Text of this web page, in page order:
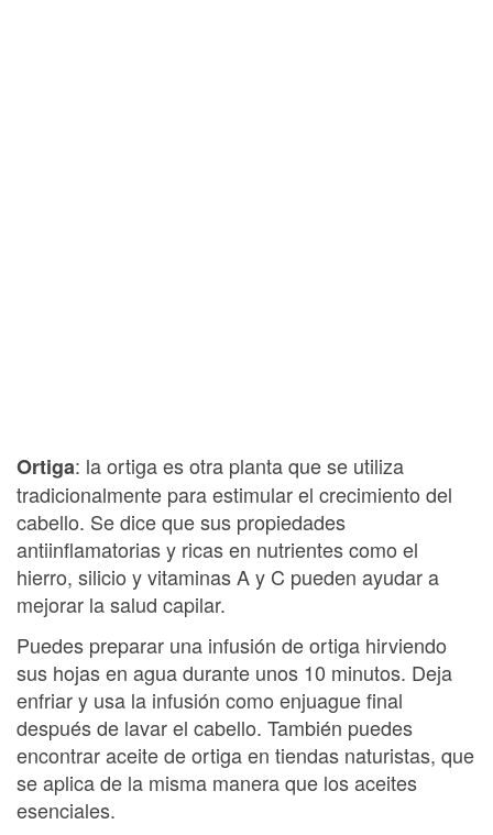
Ortiga: la ortiga es otra planta que se utiliza
tradicionalmente para estimular el crecimiento del
cabello. Se dice que sus propiedades
antiinflamatorias y ricas en nutrientes como el
hierro, silicio y vitaminas A y C pueden ayudar a
mejorar la salud capilar.
Puedes preparar una infusión de ortiga hirviendo
sus hojas en agua durante unos 10 minutos. Deja
enfriar y usa la infusión como enjuague final
después de lavar el cabello. También puedes
encontrar aceite de ortiga en tiendas naturistas, que
se aplica de la misma manera que los aceites
esenciales.